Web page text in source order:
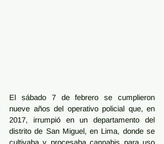
El sábado 7 de febrero se cumplieron
nueve años del operativo policial que, en
2017, irrumpió en un departamento del
distrito de San Miguel, en Lima, donde se
cultivaba y procesaba cannabis para uso